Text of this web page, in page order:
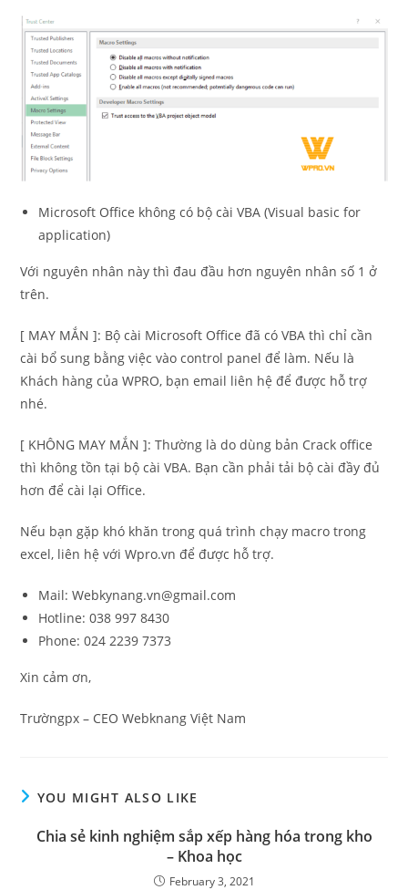
Microsoft Office không có bộ cài VBA (Visual basic for
application)
Với nguyên nhân này thì đau đầu hơn nguyên nhân số 1 ở
trên.
[ MAY MẮN ]: Bộ cài Microsoft Office đã có VBA thì chỉ cần
cài bổ sung bằng việc vào control panel để làm. Nếu là
Khách hàng của WPRO, bạn email liên hệ để được hỗ trợ
nhé.
[ KHÔNG MAY MẮN ]: Thường là do dùng bản Crack office
thì không tồn tại bộ cài VBA. Bạn cần phải tải bộ cài đầy đủ
hơn để cài lại Office.
Nếu bạn gặp khó khăn trong quá trình chạy macro trong
excel, liên hệ với Wpro.vn để được hỗ trợ.
Mail: Webkynang.vn@gmail.com
Hotline: 038 997 8430
Phone: 024 2239 7373
Xin cảm ơn,
Trườngpx – CEO Webknang Việt Nam
YOU MIGHT ALSO LIKE
Chia sẻ kinh nghiệm sắp xếp hàng hóa trong kho
– Khoa học
February 3, 2021